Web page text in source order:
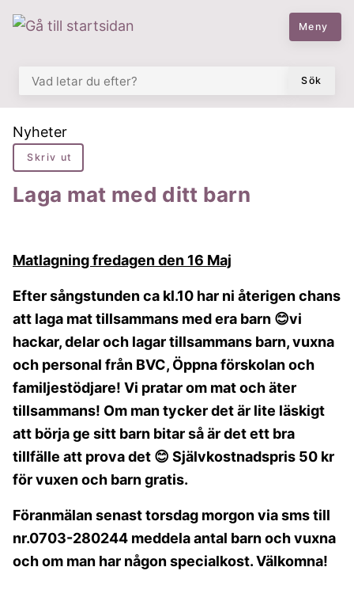
till innehåll
till huvudmeny Meny
Sök
Du är här:
Nyheter
Skriv ut
Laga mat med ditt barn
Matlagning fredagen den 16 Maj
Efter sångstunden ca kl.10 har ni återigen chans
att laga mat tillsammans med era barn 😊vi
hackar, delar och lagar tillsammans barn, vuxna
och personal från BVC, Öppna förskolan och
familjestödjare! Vi pratar om mat och äter
tillsammans! Om man tycker det är lite läskigt
att börja ge sitt barn bitar så är det ett bra
tillfälle att prova det 😊 Självkostnadspris 50 kr
för vuxen och barn gratis.
Föranmälan senast torsdag morgon via sms till
nr.0703-280244 meddela antal barn och vuxna
och om man har någon specialkost. Välkomna!